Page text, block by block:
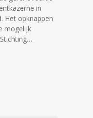
in
Het opknappen
mogelijk